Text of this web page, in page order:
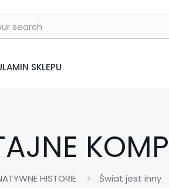
SKLEPU
HISTORIE Świat jest inny